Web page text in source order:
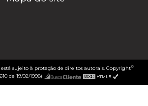
sujeito à proteção de direitos autorais. Copyright©
de 19/02/1998)